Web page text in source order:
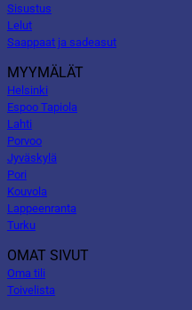
Sisustus
Lelut
Saappaat ja sadeasut
MYYMÄLÄT
Helsinki
Espoo Tapiola
Lahti
Porvoo
Jyväskylä
Pori
Kouvola
Lappeenranta
Turku
OMAT SIVUT
Oma tili
Toivelista